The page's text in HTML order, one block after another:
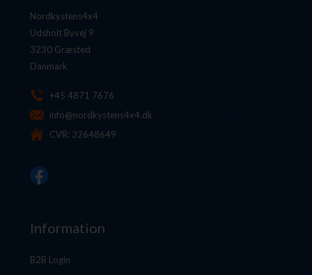
Nordkystens4x4
Udsholt Byvej 9
3230 Græsted
Danmark
+45 4871 7676
info@nordkystens4x4.dk
CVR: 32648649
Information
B2B Login